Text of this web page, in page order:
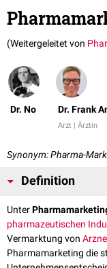
(Weitergeleitet von
Dr. No Dr. Frank
Arzt | Ärztin
Synonym: Pharma-
Definition
Unter
pharmazeutischen
Vermarktung von
Pharmamarketing die